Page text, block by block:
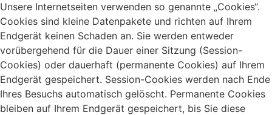
Unsere Internetseiten verwenden so genannte „Cookies“.
Cookies sind kleine Datenpakete und richten auf Ihrem
Endgerät keinen Schaden an. Sie werden entweder
vorübergehend für die Dauer einer Sitzung (Session-
Cookies) oder dauerhaft (permanente Cookies) auf Ihrem
Endgerät gespeichert. Session-Cookies werden nach Ende
Ihres Besuchs automatisch gelöscht. Permanente Cookies
bleiben auf Ihrem Endgerät gespeichert, bis Sie diese